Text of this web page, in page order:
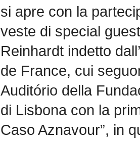
si apre con la
veste di special
Reinhardt indetto
de France, cui
Auditório della
di Lisbona con la
Caso Aznavour”, in